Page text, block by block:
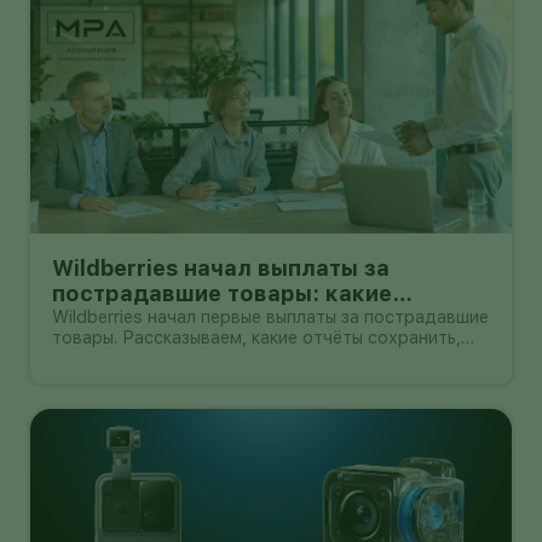
Wildberries начал выплаты за
пострадавшие товары: какие
документы собрать и чем поможет
АПМ
Wildberries начал первые выплаты за пострадавшие
товары. Рассказываем, какие отчёты сохранить,